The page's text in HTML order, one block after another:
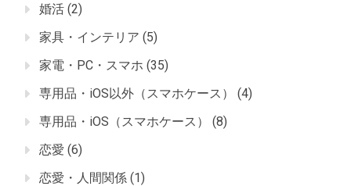
婚活 (2)
家具・インテリア (5)
家電・PC・スマホ (35)
専用品・iOS以外（スマホケース）
(4)
専用品・iOS（スマホケース）
(8)
恋愛 (6)
恋愛・人間関係 (1)